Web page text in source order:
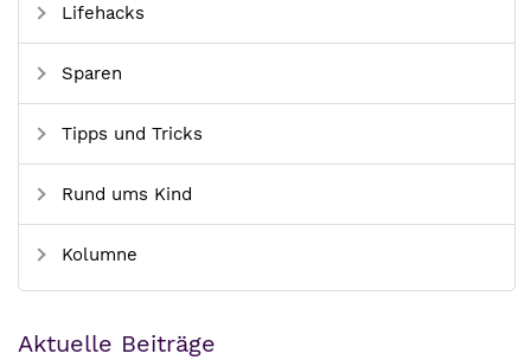
Lifehacks
Sparen
Tipps und Tricks
Rund ums Kind
Kolumne
Aktuelle Beiträge